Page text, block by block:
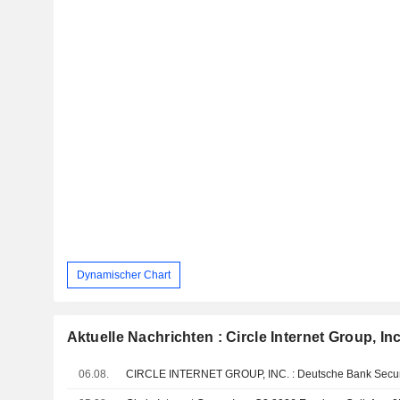
Dynamischer Chart
Aktuelle Nachrichten : Circle Internet Group,
06.08.